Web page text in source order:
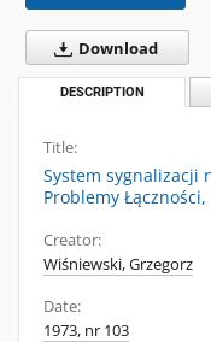
Download
DESCRIPTION
Title:
System sygnalizacji
Problemy
Creator:
Wiśniewski, Grzegorz
Date:
1973, nr 103